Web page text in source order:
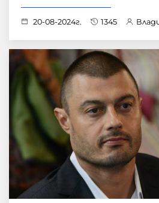
20-08-2024г. 1345